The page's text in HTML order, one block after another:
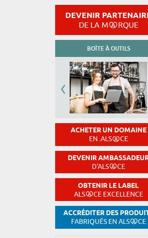
DEVENIR
DE LA M RQUE
BOÎTE À OUTILS
ACHETER UN DOMAINE
EN .ALS CE
DEVENIR
D'ALS CE
OBTENIR LE LABEL
ALS CE EXCELLENCE
ACCRÉDITER DES
FABRIQUÉS EN ALS CE